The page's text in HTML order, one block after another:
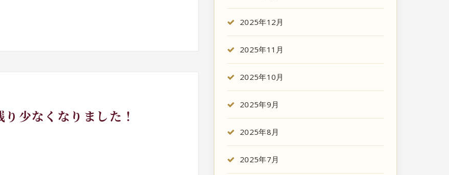
少なくなりました！
2025年12月
2025年11月
2025年10月
2025年9月
2025年8月
2025年7月